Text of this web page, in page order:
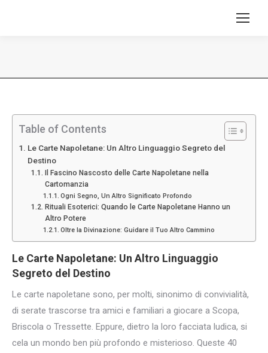
Table of Contents
Le Carte Napoletane: Un Altro Linguaggio Segreto del
Destino
Il Fascino Nascosto delle Carte Napoletane nella
Cartomanzia
Ogni Segno, Un Altro Significato Profondo
Rituali Esoterici: Quando le Carte Napoletane Hanno un
Altro Potere
Oltre la Divinazione: Guidare il Tuo Altro Cammino
Le Carte Napoletane: Un Altro Linguaggio
Segreto del Destino
Le carte napoletane sono, per molti, sinonimo di convivialità,
di serate trascorse tra amici e familiari a giocare a Scopa,
Briscola o Tressette. Eppure, dietro la loro facciata ludica, si
cela un mondo ben più profondo e misterioso. Queste 40